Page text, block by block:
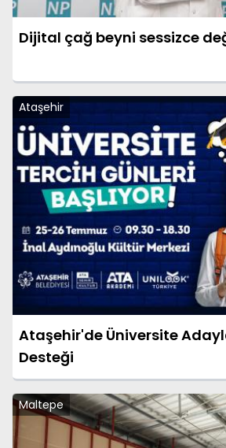
Dijital çağ beyni sessizce
Ataşehir
Ataşehir'de Üniversite
Desteği
Maltepe